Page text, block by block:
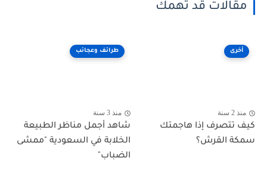
مقالات قد تهمك
أخرى
منذ 2 سنة
كيف تتصرف إذا هاجمتك
سمكة القرش؟
طرائف وعجائب
منذ 3 سنة
شاهد أجمل مناظر الطبيعة
الخلابة في السعودية "ممشى
الضباب"